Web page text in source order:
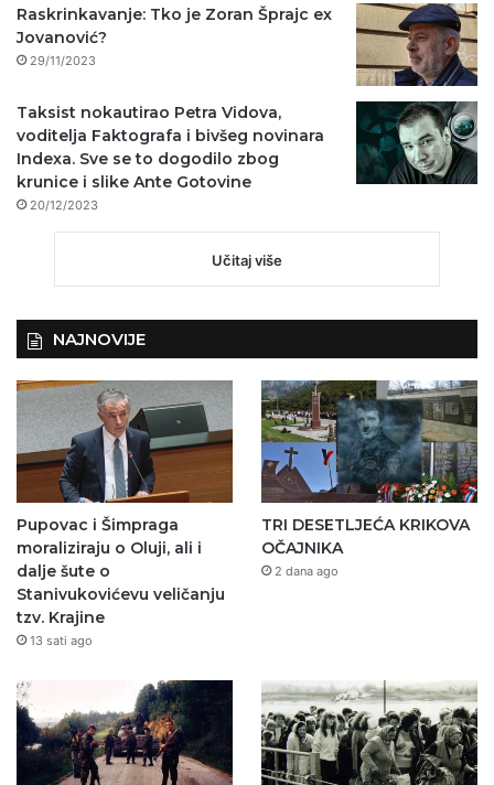
Raskrinkavanje: Tko je Zoran Šprajc ex
Jovanović?
29/11/2023
Taksist nokautirao Petra Vidova,
voditelja Faktografa i bivšeg novinara
Indexa. Sve se to dogodilo zbog
krunice i slike Ante Gotovine
20/12/2023
Učitaj više
NAJNOVIJE
Pupovac i Šimpraga
moraliziraju o Oluji, ali i
dalje šute o
Stanivukovićevu veličanju
tzv. Krajine
13 sati ago
TRI DESETLJEĆA KRIKOVA
OČAJNIKA
2 dana ago